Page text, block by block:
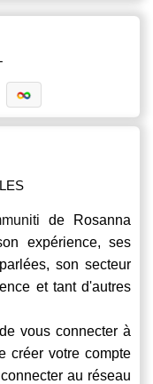
de Rosanna
expérience, ses
son secteur
et tant d'autres
vous connecter à
créer votre compte
au réseau